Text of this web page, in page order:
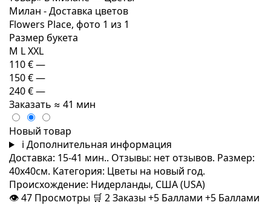
Размер букета
M LXXL
110 €—
150 €—
240 €—
Заказать ≈ 41 мин
Новый товар
i Дополнительная информация
Доставка: 15-41 мин.. Отзывы: нет отзывов. Размер:
40x40см. Категория: Цветы на новый год.
Происхождение: Нидерланды, США (USA)
👁47 Просмотры 🛒 2Заказы+5 Баллами +5 Баллами